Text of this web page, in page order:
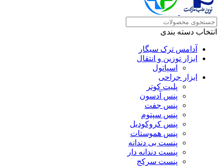
انتخاب دسته بندی
آدامس ترک سیگار
ابزار توزین و انتقال
اسپاتول
ابزار جراحی
پلیت کوتر
پنس آدسون
پنس جفت
پنس سپتوم
پنس کروکودیل
پنس هموستات
پنست بی دندانه
پنست دندانه دار
پنست سرکج